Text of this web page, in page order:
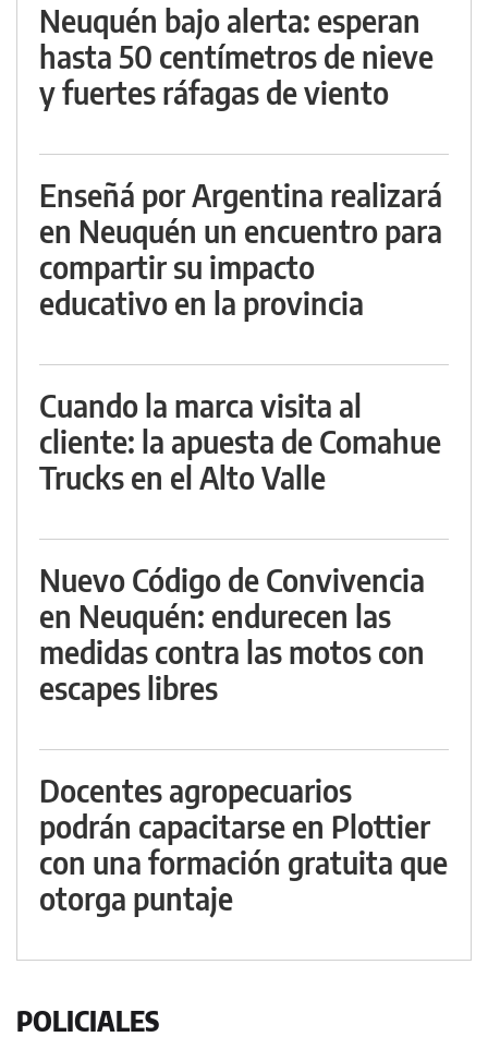
Neuquén bajo alerta: esperan
hasta 50 centímetros de nieve
y fuertes ráfagas de viento
Enseñá por Argentina realizará
en Neuquén un encuentro para
compartir su impacto
educativo en la provincia
Cuando la marca visita al
cliente: la apuesta de Comahue
Trucks en el Alto Valle
Nuevo Código de Convivencia
en Neuquén: endurecen las
medidas contra las motos con
escapes libres
Docentes agropecuarios
podrán capacitarse en Plottier
con una formación gratuita que
otorga puntaje
POLICIALES